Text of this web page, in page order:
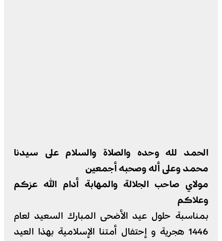
الحمد لله وحده والصلاة والسلام على سيدنا
محمد وعلى أله وصحبه أجمعين
مولاي صاحب الجلالة والمهابة أدام الله عزكم
وعلاكم
بمناسبة حلول عيد الأضحى المبارك السعيد لعام
1446 هجرية و إحتفال أمتنا الإسلامية بهذا العيد